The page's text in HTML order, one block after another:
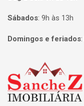
Sábados: 9h às 13h
Domingos e feriados:
Página inicial